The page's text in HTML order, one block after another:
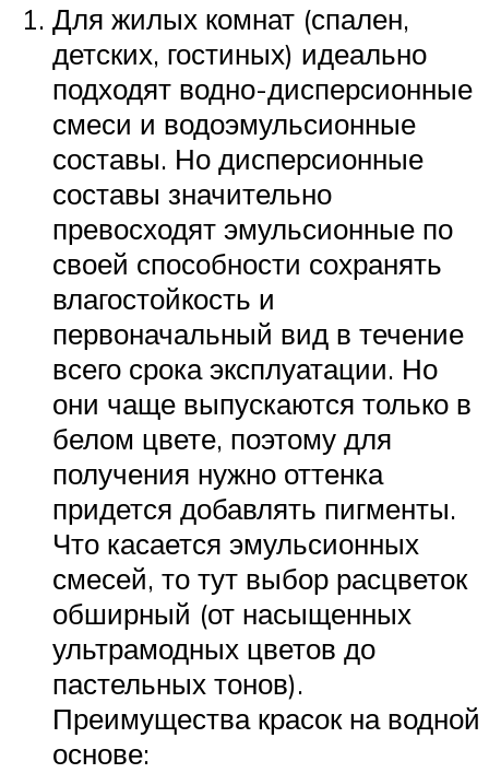
Для жилых комнат (спален,
детских, гостиных) идеально
подходят водно-дисперсионные
смеси и водоэмульсионные
составы. Но дисперсионные
составы значительно
превосходят эмульсионные по
своей способности сохранять
влагостойкость и
первоначальный вид в течение
всего срока эксплуатации. Но
они чаще выпускаются только в
белом цвете, поэтому для
получения нужно оттенка
придется добавлять пигменты.
Что касается эмульсионных
смесей, то тут выбор расцветок
обширный (от насыщенных
ультрамодных цветов до
пастельных тонов).
Преимущества красок на водной
основе: